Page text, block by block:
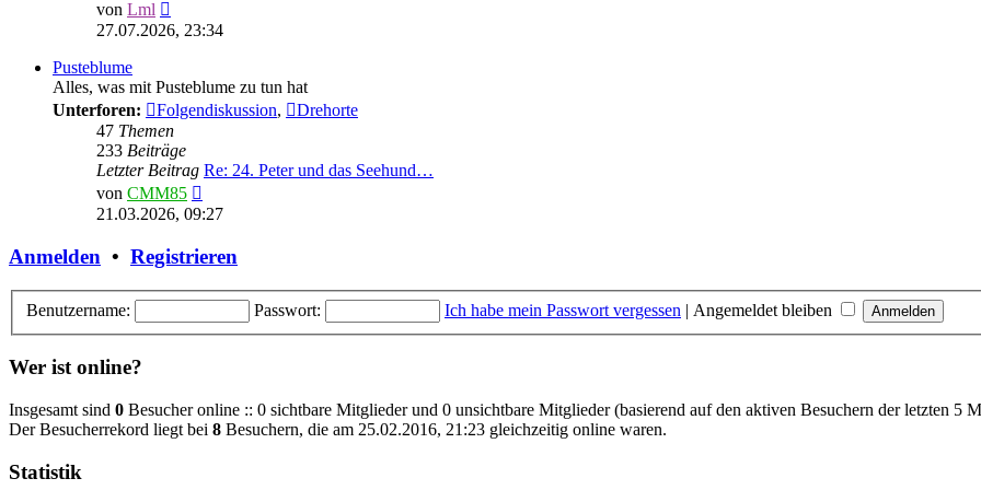
von Lml
Beitrag
27.07.2026, 23:34
Pusteblume
Alles, was mit Pusteblume zu tun hat
Unterforen:
Folgendiskussion,
Drehorte
47 Themen
233 Beiträge
Letzter Beitrag Re: 24. Peter und das Seehund…
von CMM85
Beitrag
21.03.2026, 09:27
Anmelden • Registrieren
Benutzername: Passwort: Ich habe mein Passwort vergessen | Angemeldet bleiben
Wer ist online?
Insgesamt sind 0 Besucher online :: 0 sichtbare Mitglieder und 0 unsichtbare Mitglieder (basierend auf den aktiven Besuchern der letzten 5
Der Besucherrekord liegt bei 8 Besuchern, die am 25.02.2016, 21:23 gleichzeitig online waren.
Statistik